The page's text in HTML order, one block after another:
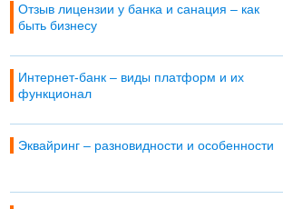
Отзыв лицензии у банка и санация – как
быть бизнесу
Интернет-банк – виды платформ и их
функционал
Эквайринг – разновидности и особенности